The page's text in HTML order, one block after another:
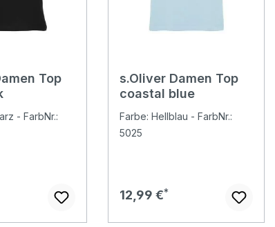
Top
- FarbNr.:
s.Oliver Damen Top
coastal blue
Farbe: Hellblau - FarbNr.:
5025
Regulärer Preis:
12,99 €